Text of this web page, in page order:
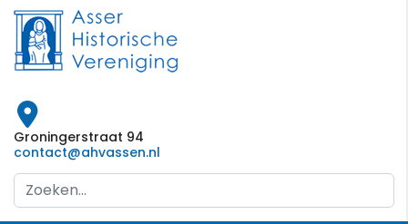
Groningerstraat 94
contact@ahvassen.nl
Search
...